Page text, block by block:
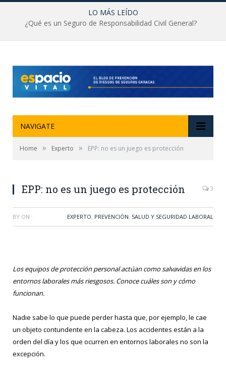
LO MÁS LEÍDO
¿Qué es un Seguro de Responsabilidad Civil General?
NAVIGATE
Home » Experto » EPP: no es un juego es protección
EPP: no es un juego es protección 3
BY ON · EXPERTO, PREVENCIÓN, SALUD Y SEGURIDAD LABORAL
Los equipos de protección personal actúan como salvavidas en los
entornos laborales más riesgosos. Conoce cuáles son y cómo
funcionan.
Nadie sabe lo que puede perder hasta que, por ejemplo, le cae
un objeto contundente en la cabeza. Los accidentes están a la
orden del día y los que ocurren en entornos laborales no son la
excepción.